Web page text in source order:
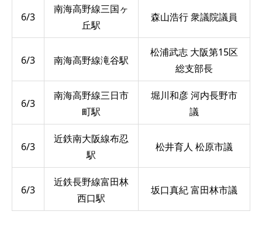
6/3
南海高野線三国ヶ
丘駅
森山浩行 衆議院議員
6/3 南海高野線滝谷駅
松浦武志 大阪第15区
総支部長
6/3
南海高野線三日市
町駅
堀川和彦 河内長野市
議
6/3
近鉄南大阪線布忍
駅
松井育人 松原市議
6/3
近鉄長野線富田林
西口駅
坂口真紀 富田林市議